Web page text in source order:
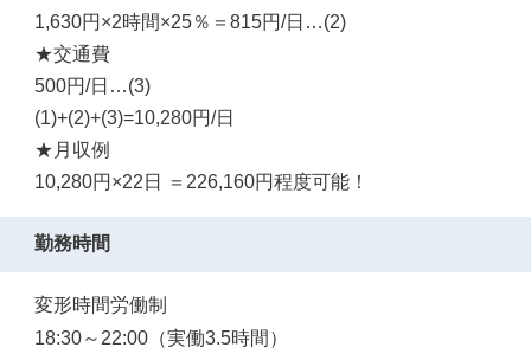
1,630円×2時間×25％＝815円/日…(2)
★交通費
500円/日…(3)
(1)+(2)+(3)=10,280円/日
★月収例
10,280円×22日 ＝226,160円程度可能！
勤務時間
変形時間労働制
18:30～22:00（実働3.5時間）